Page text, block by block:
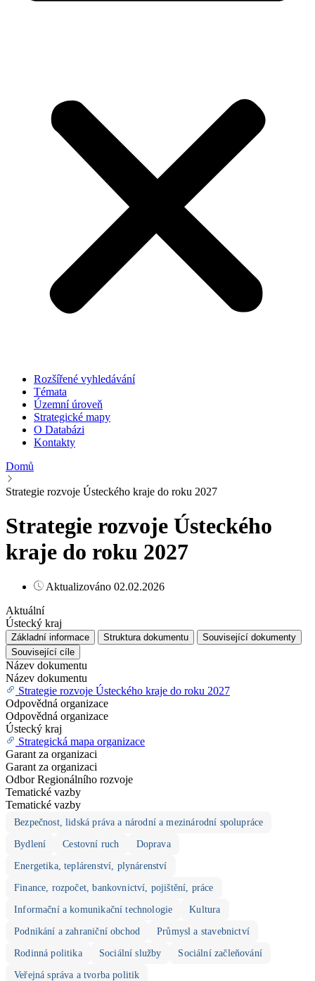
Rozšířené vyhledávání
Témata
Územní úroveň
Strategické mapy
O Databázi
Kontakty
Domů
Strategie rozvoje Ústeckého kraje do roku 2027
Strategie rozvoje Ústeckého
kraje do roku 2027
Aktualizováno 02.02.2026
Aktuální
Ústecký kraj
Základní informace Struktura dokumentu
Související dokumenty
Související cíle
Název dokumentu
Název dokumentu
Strategie rozvoje Ústeckého kraje do roku 2027
Odpovědná organizace
Odpovědná organizace
Ústecký kraj
Strategická mapa organizace
Garant za organizaci
Garant za organizaci
Odbor Regionálního rozvoje
Tematické vazby
Tematické vazby
Bezpečnost, lidská práva a národní a mezinárodní spolupráce
Bydlení Cestovní ruch Doprava
Energetika, teplárenství, plynárenství
Finance, rozpočet, bankovnictví, pojištění, práce
Informační a komunikační technologie Kultura
Podnikání a zahraniční obchod Průmysl a stavebnictví
Rodinná politika Sociální služby Sociální začleňování
Veřejná správa a tvorba politik